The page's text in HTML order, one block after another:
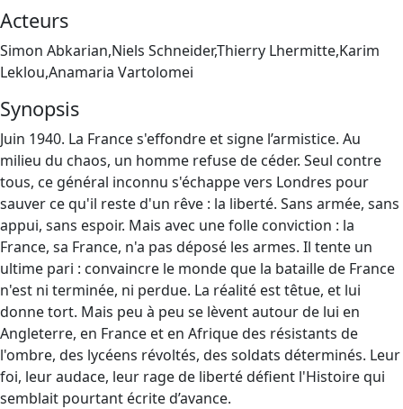
Acteurs
Simon Abkarian,Niels Schneider,Thierry Lhermitte,Karim
Leklou,Anamaria Vartolomei
Synopsis
Juin 1940. La France s'effondre et signe l’armistice. Au
milieu du chaos, un homme refuse de céder. Seul contre
tous, ce général inconnu s'échappe vers Londres pour
sauver ce qu'il reste d'un rêve : la liberté. Sans armée, sans
appui, sans espoir. Mais avec une folle conviction : la
France, sa France, n'a pas déposé les armes. Il tente un
ultime pari : convaincre le monde que la bataille de France
n'est ni terminée, ni perdue. La réalité est têtue, et lui
donne tort. Mais peu à peu se lèvent autour de lui en
Angleterre, en France et en Afrique des résistants de
l'ombre, des lycéens révoltés, des soldats déterminés. Leur
foi, leur audace, leur rage de liberté défient l'Histoire qui
semblait pourtant écrite d’avance.